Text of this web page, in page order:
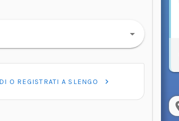
O REGISTRATI A SLENGO